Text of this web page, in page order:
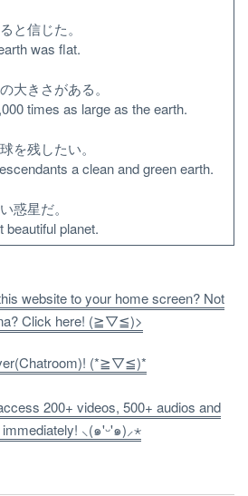
と信じた。
was flat.
大きさがある。
times as large as the earth.
を残したい。
a clean and green earth.
惑星だ。
beautiful planet.
website to your home screen? Not
Click here! (≧▽≦)>
(*≧▽≦)*
200+ videos, 500+ audios and
⸜(๑'ᵕ'๑)⸝⋆